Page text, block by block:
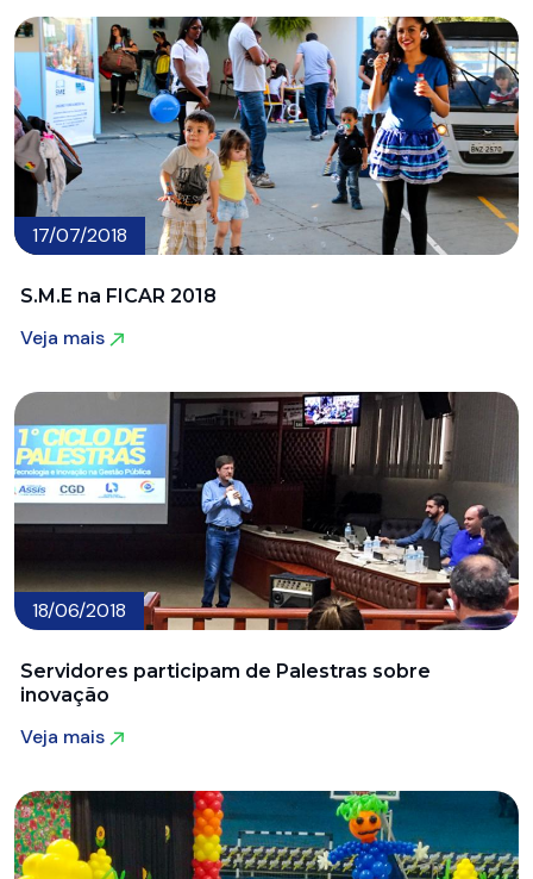
17/07/2018
S.M.E na FICAR 2018
Veja mais
18/06/2018
Servidores participam de Palestras sobre
inovação
Veja mais